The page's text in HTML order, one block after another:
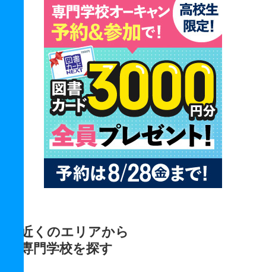
近くのエリアから
専門学校を探す